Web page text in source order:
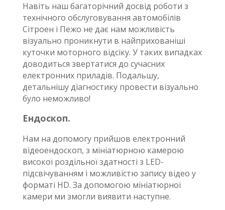
Навіть наш багаторічний досвід роботи з
технічного обслуговування автомобілів
Сітроен і Пежо не дає нам можливість
візуально проникнути в найприхованіші
куточки моторного відсіку. У таких випадках
доводиться звертатися до сучасних
електронних приладів. Подальшу,
детальнішу діагностику провести візуально
було неможливо!
Ендоскоп.
Нам на допомогу прийшов електронний
відеоендоскоп, з мініатюрною камерою
високої роздільної здатності з LED-
підсвічуванням і можливістю запису відео у
форматі HD. За допомогою мініатюрної
камери ми змогли виявити наступне.